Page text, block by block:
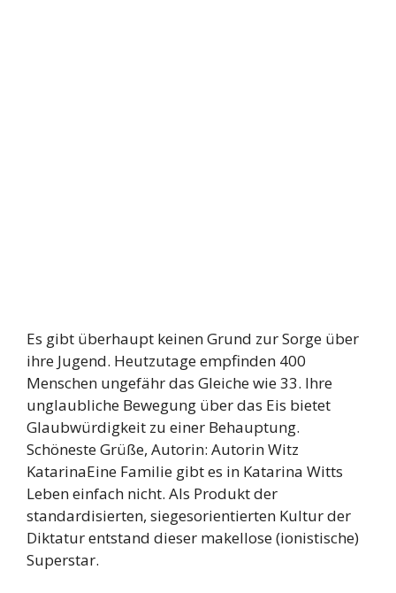
Es gibt überhaupt keinen Grund zur Sorge über
ihre Jugend. Heutzutage empfinden 400
Menschen ungefähr das Gleiche wie 33. Ihre
unglaubliche Bewegung über das Eis bietet
Glaubwürdigkeit zu einer Behauptung.
Schöneste Grüße, Autorin: Autorin Witz
KatarinaEine Familie gibt es in Katarina Witts
Leben einfach nicht. Als Produkt der
standardisierten, siegesorientierten Kultur der
Diktatur entstand dieser makellose (ionistische)
Superstar.